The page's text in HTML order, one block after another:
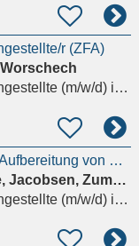
r (ZFA)
(m/w/d)in Schwerin
Mitarbeiter (m/w/d) für die Aufbereitung von Medizinprodukten (AEMP) in unserer MKG-Praxis gesucht
MKG Bierwolf, Warnecke, Jacobsen, Zumstrull PartG
(m/w/d)in Schwerin